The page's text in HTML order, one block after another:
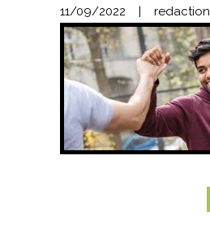
11/09/2022 | redaction